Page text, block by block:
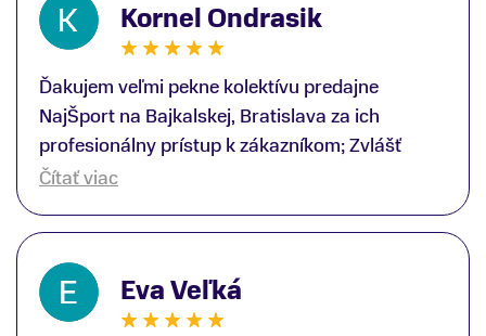
Kornel Ondrasik
Ďakujem veľmi pekne kolektívu predajne
NajŠport na Bajkalskej, Bratislava za ich
profesionálny prístup k zákazníkom; Zvlášť
ďakujem špecialistovi Martinovi Gunišovi za
lyžiarskej obuvi, ako aj prilby.. všetko značka
Atomic; Pán Martin Guniš mi svojou
odbornosťou otvoril nové obzory a dozvedel
som sa, vďaka jeho profesionálnemu prístupu k
Čítať viac
Eva Veľká